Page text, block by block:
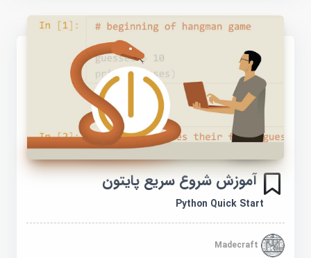
آموزش شروع سریع پایتون
Python Quick Start
Madecraft